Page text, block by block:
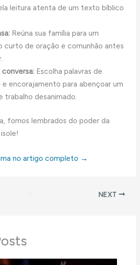
leitura atenta de um texto bíblico
Reúna sua família para um
curto de oração e comunhão antes
conversa:Escolha palavras de
encorajamento para abençoar um
trabalho desanimado.
fomos lembrados do poder da
no artigo completo →
NEXT